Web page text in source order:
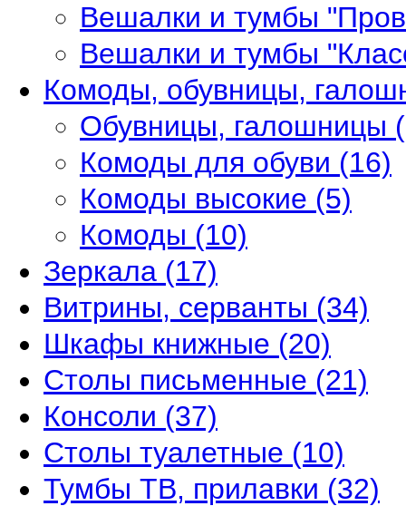
Вешалки и тумбы
Вешалки и тумбы
Комоды, обувницы,
Обувницы, галошницы
Комоды для обуви (16)
Комоды высокие (5)
Комоды (10)
Зеркала (17)
Витрины, серванты (34)
Шкафы книжные (20)
Столы письменные (21)
Консоли (37)
Столы туалетные (10)
Тумбы ТВ, прилавки (32)